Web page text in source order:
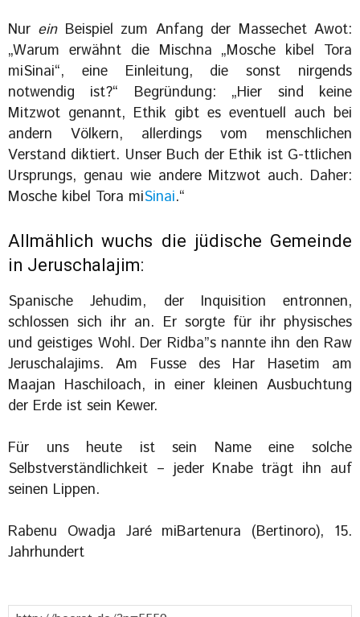
Nur einBeispiel zum Anfang der Massechet Awot:
„Warum erwähnt die Mischna „Mosche kibel Tora
miSinai“, eine Einleitung, die sonst nirgends
notwendig ist?“ Begründung: „Hier sind keine
Mitzwot genannt, Ethik gibt es eventuell auch bei
andern Völkern, allerdings vom menschlichen
Verstand diktiert. Unser Buch der Ethik ist G-ttlichen
Ursprungs, genau wie andere Mitzwot auch. Daher:
Mosche kibel Tora miSinai.“
Allmählich wuchs die jüdische Gemeinde
in Jeruschalajim:
Spanische Jehudim, der Inquisition entronnen,
schlossen sich ihr an. Er sorgte für ihr physisches
und geistiges Wohl. Der Ridba”s nannte ihn den Raw
Jeruschalajims. Am Fusse des Har Hasetim am
Maajan Haschiloach, in einer kleinen Ausbuchtung
der Erde ist sein Kewer.
Für uns heute ist sein Name eine solche
Selbstverständlichkeit – jeder Knabe trägt ihn auf
seinen Lippen.
Rabenu Owadja Jaré miBartenura (Bertinoro), 15.
Jahrhundert